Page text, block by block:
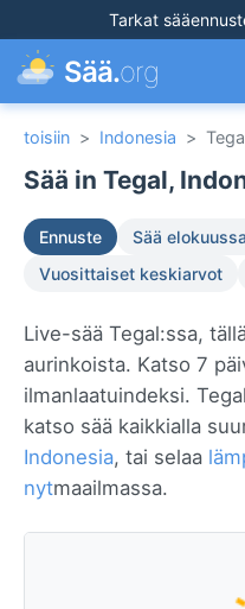
Tarkat
Sää.org
toisiin > Indonesia >
Sää in Tegal,
Ennuste Sää elokuussa
Vuosittaiset keskiarvot
Live-sää Tegal:ssa,
aurinkoista. Katso 7
ilmanlaatuindeksi.
katso sää kaikkialla
Indonesia, tai selaa
nytmaailmassa.